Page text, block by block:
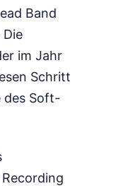
Band
im Jahr
Schritt
des Soft-